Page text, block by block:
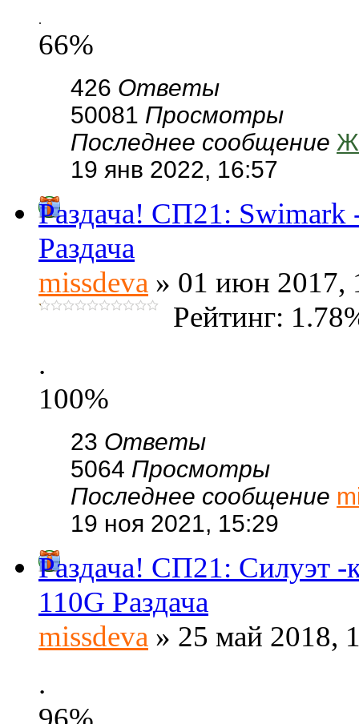
.
66%
426 Ответы
50081 Просмотры
Последнее сообщение
19 янв 2022, 16:57
Раздача! СП21:
Раздача
missdeva » 01 июн 2017,
Рейтинг:
.
100%
23 Ответы
5064 Просмотры
Последнее сообщение
19 ноя 2021, 15:29
Раздача! СП21: Силуэт
110G Раздача
missdeva » 25 май 2018,
.